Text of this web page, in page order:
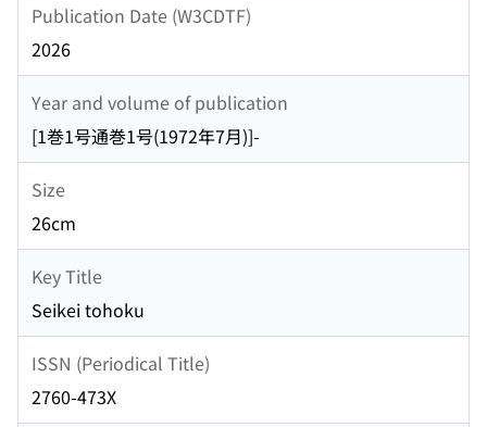
Publication Date (W3CDTF)
2026
Year and volume of publication
[1巻1号通巻1号(1972年7月)]-
Size
26cm
Key Title
Seikei tohoku
ISSN (Periodical Title)
2760-473X